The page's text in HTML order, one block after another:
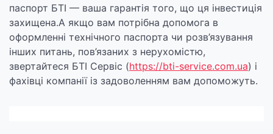
паспорт БТІ — ваша гарантія того, що ця інвестиція
захищена.А якщо вам потрібна допомога в
оформленні технічного паспорта чи розв’язування
інших питань, пов’язаних з нерухомістю,
звертайтеся БТІ Сервіс (https://bti-service.com.ua) і
фахівці компанії із задоволенням вам допоможуть.